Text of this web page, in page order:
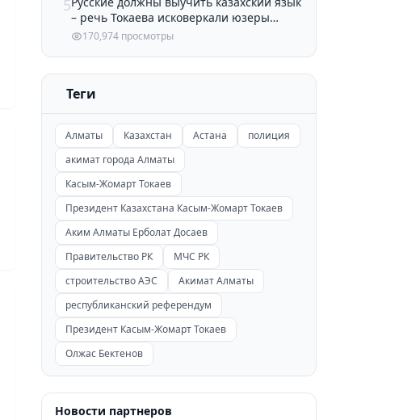
5
– речь Токаева исковеркали юзеры
Казнета
170,974 просмотры
Теги
Алматы Казахстан Астана
полиция
акимат города Алматы
Касым-Жомарт Токаев
Президент Казахстана Касым-Жомарт Токаев
Аким Алматы Ерболат Досаев
Правительство РК
МЧС РК
строительство АЭС
Акимат Алматы
республиканский референдум
Президент Касым-Жомарт Токаев
Олжас Бектенов
Новости партнеров